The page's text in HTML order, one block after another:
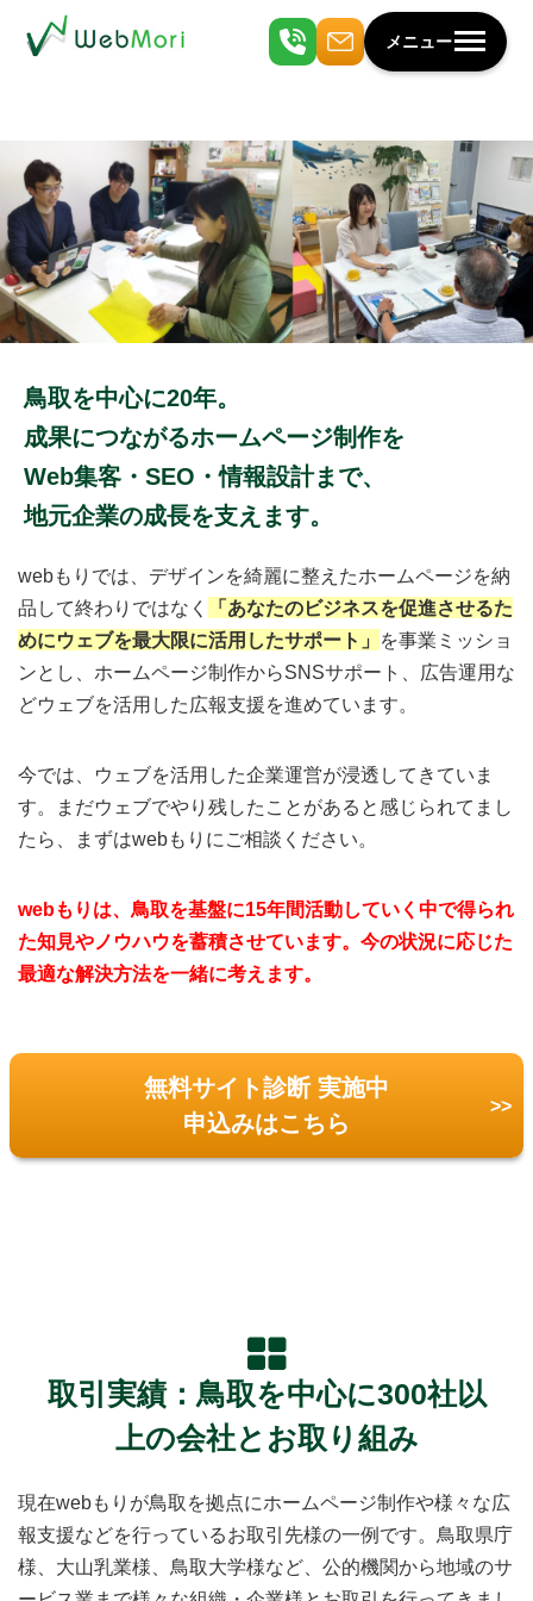
メニュー
鳥取を中心に20年。
成果につながるホームページ制作を
Web集客・SEO・情報設計まで、
地元企業の成長を支えます。
webもりでは、デザインを綺麗に整えたホームページを納
品して終わりではなく
「あなたのビジネスを促進させるた
めにウェブを最大限に活用したサポート」
を事業ミッショ
ンとし、ホームページ制作からSNSサポート、広告運用な
どウェブを活用した広報支援を進めています。
今では、ウェブを活用した企業運営が浸透してきていま
す。まだウェブでやり残したことがあると感じられてまし
たら、まずはwebもりにご相談ください。
webもりは、鳥取を基盤に15年間活動していく中で得られ
た知見やノウハウを蓄積させています。今の状況に応じた
最適な解決方法を一緒に考えます。
無料サイト診断 実施中
申込みはこちら
取引実績：鳥取を中心に300社以
上の会社とお取り組み
現在webもりが鳥取を拠点にホームページ制作や様々な広
報支援などを行っているお取引先様の一例です。鳥取県庁
様、大山乳業様、鳥取大学様など、公的機関から地域のサ